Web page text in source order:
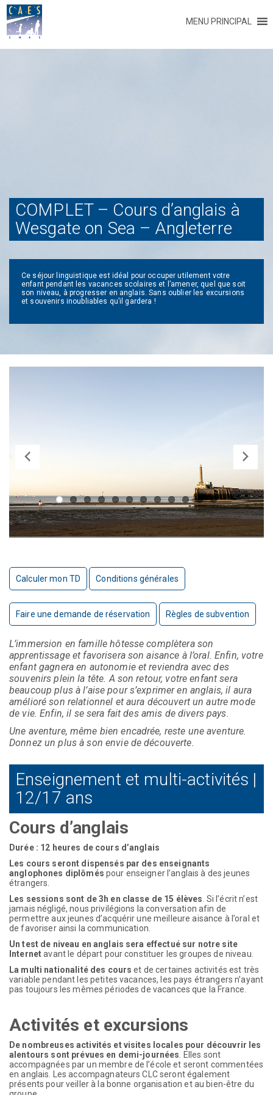
MENU PRINCIPAL
COMPLET – Cours d’anglais à
Wesgate on Sea – Angleterre
Ce séjour linguistique est idéal pour occuper utilement votre
enfant pendant les vacances scolaires et l’amener, quel que soit
son niveau, à progresser en anglais. Sans oublier les excursions
et souvenirs inoubliables qu’il gardera !
Next
Calculer mon TD Conditions générales
Faire une demande de réservation Règles de subvention
L’immersion en famille hôtesse complètera son
apprentissage et favorisera son aisance à l’oral. Enfin, votre
enfant gagnera en autonomie et reviendra avec des
souvenirs plein la tête. A son retour, votre enfant sera
beaucoup plus à l’aise pour s’exprimer en anglais, il aura
amélioré son relationnel et aura découvert un autre mode
de vie. Enfin, il se sera fait des amis de divers pays.
Une aventure, même bien encadrée, reste une aventure.
Donnez un plus à son envie de découverte.
Enseignement et multi-activités |
12/17 ans
Cours d’anglais
Durée : 12 heures de cours d’anglais
Les cours seront dispensés par des enseignants
anglophones diplômés pour enseigner l’anglais à des jeunes
étrangers.
Les sessions sont de 3h en classe de 15 élèves . Si l’écrit n’est
jamais négligé, nous privilégions la conversation afin de
permettre aux jeunes d’acquérir une meilleure aisance à l’oral et
de favoriser ainsi la communication.
Un test de niveau en anglais sera effectué sur notre site
Internetavant le départ pour constituer les groupes de niveau.
La multi nationalité des cours et de certaines activités est très
variable pendant les petites vacances, les pays étrangers n’ayant
pas toujours les mêmes périodes de vacances que la France.
Activités et excursions
De nombreuses activités et visites locales pour découvrir les
alentours sont prévues en demi-journées . Elles sont
accompagnées par un membre de l’école et seront commentées
en anglais. Les accompagnateurs CLC seront également
présents pour veiller à la bonne organisation et au bien-être du